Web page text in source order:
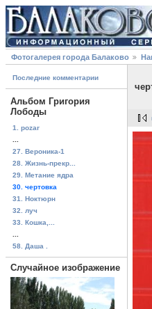
Фотогалерея города Балаково
Последние комментарии
Альбом Григория
Лободы
1. pozar
27. Вероника-1
28. Жизнь-прекр...
29. Метание ядра
30. чертовка
31. Ноктюрн
32. луч
33. Кошка,...
58. Даша .
Случайное изображение